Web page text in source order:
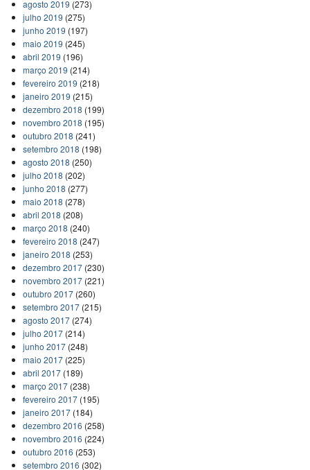
agosto 2019 (273)
julho 2019 (275)
junho 2019 (197)
maio 2019 (245)
abril 2019 (196)
março 2019 (214)
fevereiro 2019 (218)
janeiro 2019 (215)
dezembro 2018 (199)
novembro 2018 (195)
outubro 2018 (241)
setembro 2018 (198)
agosto 2018 (250)
julho 2018 (202)
junho 2018 (277)
maio 2018 (278)
abril 2018 (208)
março 2018 (240)
fevereiro 2018 (247)
janeiro 2018 (253)
dezembro 2017(230)
novembro 2017(221)
outubro 2017(260)
setembro 2017(215)
agosto 2017(274)
julho 2017(214)
junho 2017(248)
maio 2017(225)
abril 2017(189)
março 2017(238)
fevereiro 2017(195)
janeiro 2017(184)
dezembro 2016 (258)
novembro 2016 (224)
outubro 2016 (253)
setembro 2016 (302)